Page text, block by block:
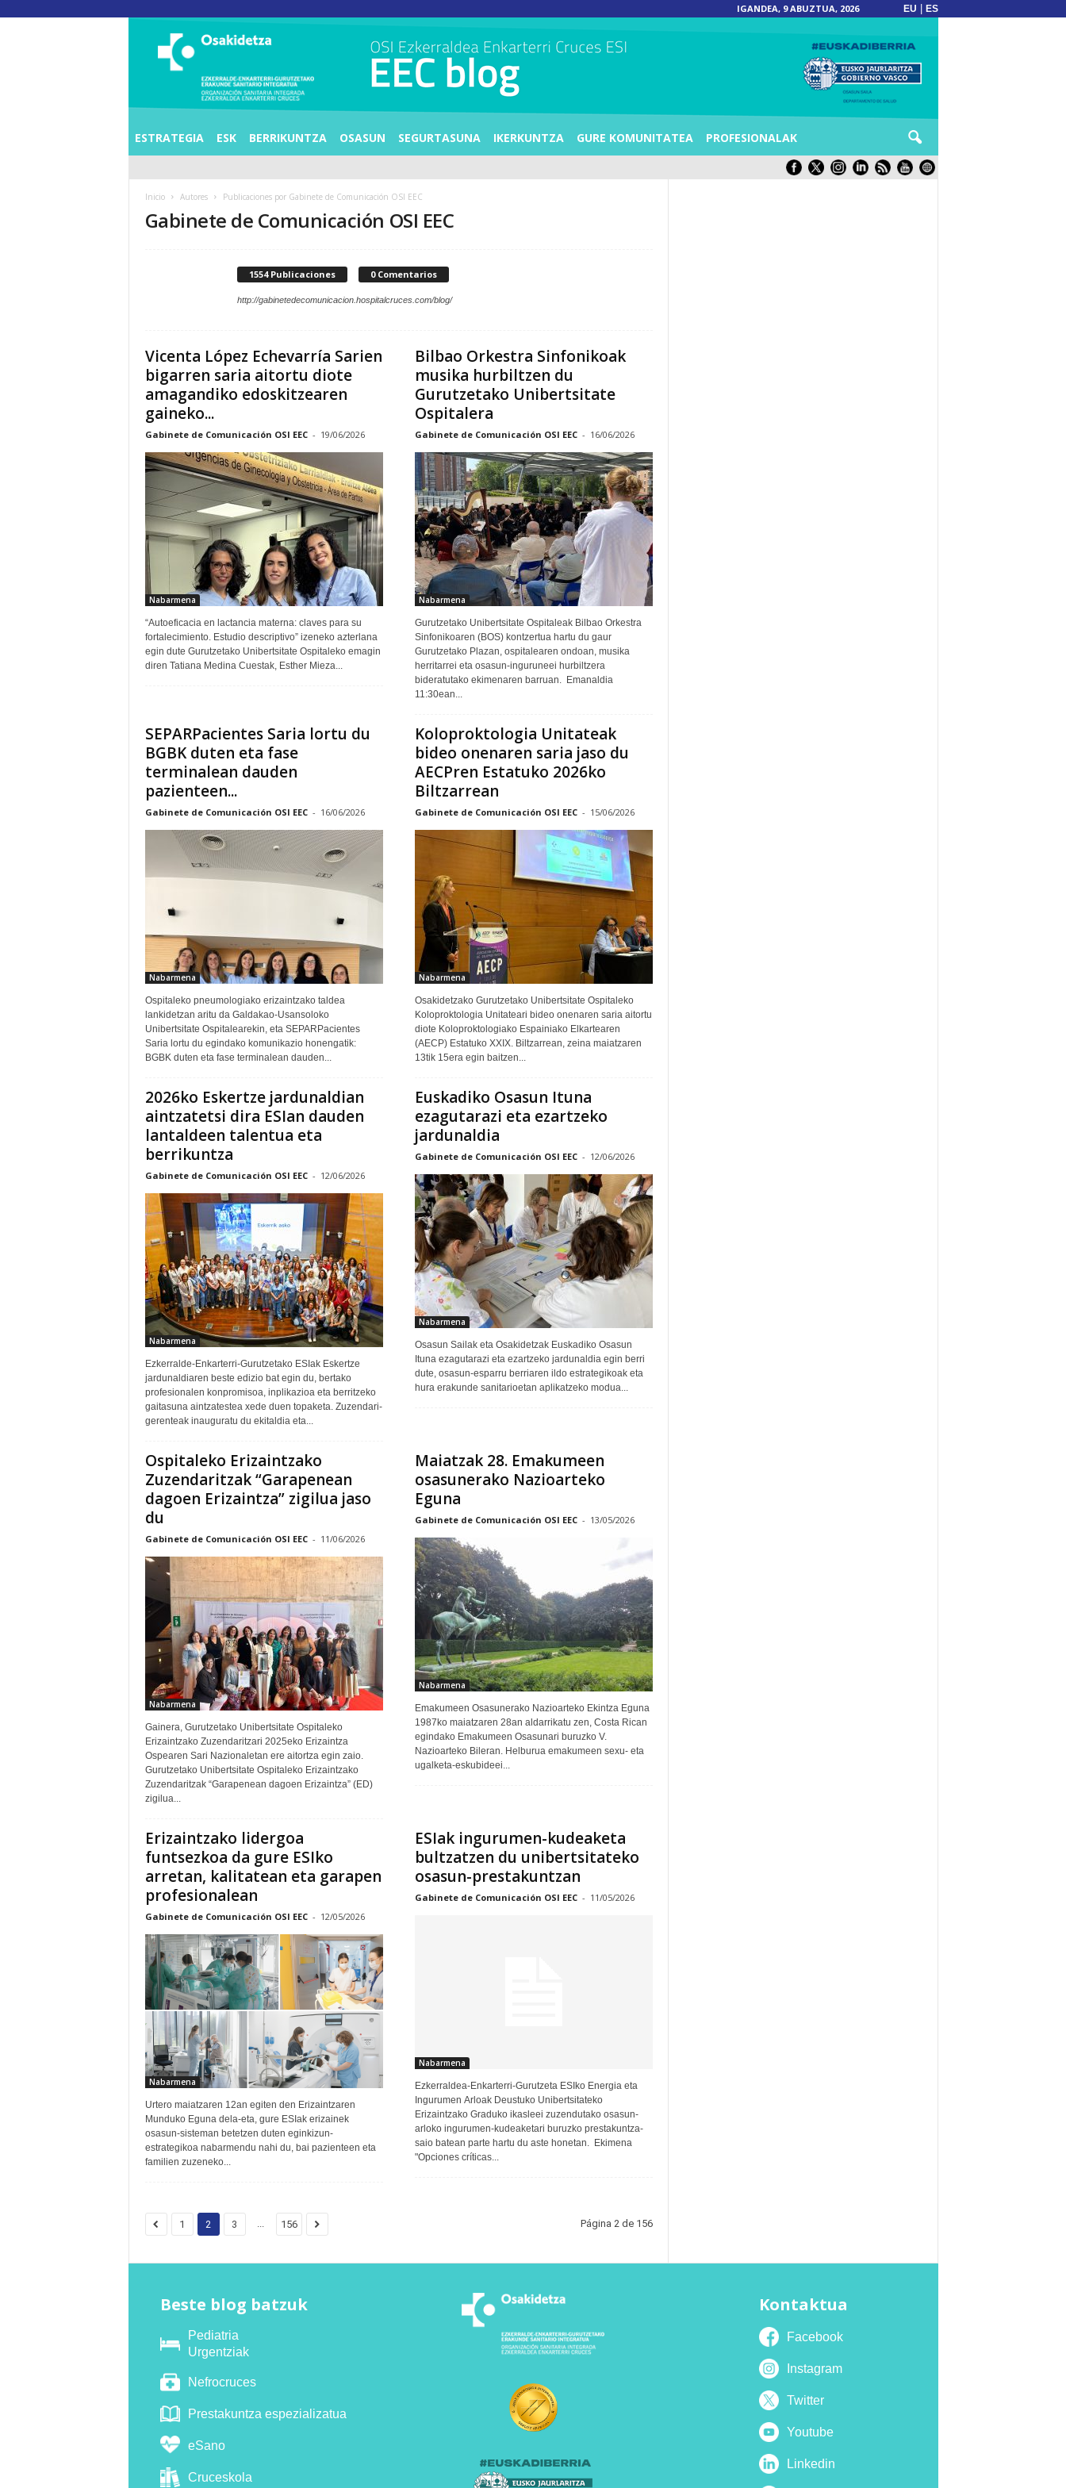
IGANDEA, 9 ABUZTUA, 2026 EU ES
A
ESTRATEGIA ESK BERRIKUNTZA OSASUN SEGURTASUNA IKERKUNTZA GURE KOMUNITATEA PROFESIONALAK
Inicio Autores Publicaciones por Gabinete de Comunicación OSI EEC
Gabinete de Comunicación OSI EEC
1554 Publicaciones 0 Comentarios
http://gabinetedecomunicacion.hospitalcruces.com/blog/
Vicenta López Echevarría Sarien
bigarren saria aitortu diote
amagandiko edoskitzearen
gaineko...
Gabinete de Comunicación OSI EEC - 19/06/2026
Nabarmena
“Autoeficacia en lactancia materna: claves para su
fortalecimiento. Estudio descriptivo” izeneko azterlana
egin dute Gurutzetako Unibertsitate Ospitaleko emagin
diren Tatiana Medina Cuestak, Esther Mieza...
Bilbao Orkestra Sinfonikoak
musika hurbiltzen du
Gurutzetako Unibertsitate
Ospitalera
Gabinete de Comunicación OSI EEC - 16/06/2026
Nabarmena
Gurutzetako Unibertsitate Ospitaleak Bilbao Orkestra
Sinfonikoaren (BOS) kontzertua hartu du gaur
Gurutzetako Plazan, ospitalearen ondoan, musika
herritarrei eta osasun-inguruneei hurbiltzera
bideratutako ekimenaren barruan. Emanaldia
11:30ean...
SEPARPacientes Saria lortu du
BGBK duten eta fase
terminalean dauden
pazienteen...
Gabinete de Comunicación OSI EEC - 16/06/2026
Nabarmena
Ospitaleko pneumologiako erizaintzako taldea
lankidetzan aritu da Galdakao-Usansoloko
Unibertsitate Ospitalearekin, eta SEPARPacientes
Saria lortu du egindako komunikazio honengatik:
BGBK duten eta fase terminalean dauden...
Koloproktologia Unitateak
bideo onenaren saria jaso du
AECPren Estatuko 2026ko
Biltzarrean
Gabinete de Comunicación OSI EEC - 15/06/2026
Nabarmena
Osakidetzako Gurutzetako Unibertsitate Ospitaleko
Koloproktologia Unitateari bideo onenaren saria aitortu
diote Koloproktologiako Espainiako Elkartearen
(AECP) Estatuko XXIX. Biltzarrean, zeina maiatzaren
13tik 15era egin baitzen...
2026ko Eskertze jardunaldian
aintzatetsi dira ESIan dauden
lantaldeen talentua eta
berrikuntza
Gabinete de Comunicación OSI EEC - 12/06/2026
Nabarmena
Ezkerralde-Enkarterri-Gurutzetako ESIak Eskertze
jardunaldiaren beste edizio bat egin du, bertako
profesionalen konpromisoa, inplikazioa eta berritzeko
gaitasuna aintzatestea xede duen topaketa. Zuzendari-
gerenteak inauguratu du ekitaldia eta...
Euskadiko Osasun Ituna
ezagutarazi eta ezartzeko
jardunaldia
Gabinete de Comunicación OSI EEC - 12/06/2026
Nabarmena
Osasun Sailak eta Osakidetzak Euskadiko Osasun
Ituna ezagutarazi eta ezartzeko jardunaldia egin berri
dute, osasun-esparru berriaren ildo estrategikoak eta
hura erakunde sanitarioetan aplikatzeko modua...
Ospitaleko Erizaintzako
Zuzendaritzak “Garapenean
dagoen Erizaintza” zigilua jaso
du
Gabinete de Comunicación OSI EEC - 11/06/2026
Nabarmena
Gainera, Gurutzetako Unibertsitate Ospitaleko
Erizaintzako Zuzendaritzari 2025eko Erizaintza
Ospearen Sari Nazionaletan ere aitortza egin zaio.
Gurutzetako Unibertsitate Ospitaleko Erizaintzako
Zuzendaritzak “Garapenean dagoen Erizaintza” (ED)
zigilua...
Maiatzak 28. Emakumeen
osasunerako Nazioarteko
Eguna
Gabinete de Comunicación OSI EEC - 13/05/2026
Nabarmena
Emakumeen Osasunerako Nazioarteko Ekintza Eguna
1987ko maiatzaren 28an aldarrikatu zen, Costa Rican
egindako Emakumeen Osasunari buruzko V.
Nazioarteko Bileran. Helburua emakumeen sexu- eta
ugalketa-eskubideei...
Erizaintzako lidergoa
funtsezkoa da gure ESIko
arretan, kalitatean eta garapen
profesionalean
Gabinete de Comunicación OSI EEC - 12/05/2026
Nabarmena
Urtero maiatzaren 12an egiten den Erizaintzaren
Munduko Eguna dela-eta, gure ESIak erizainek
osasun-sisteman betetzen duten eginkizun-
estrategikoa nabarmendu nahi du, bai pazienteen eta
familien zuzeneko...
ESIak ingurumen-kudeaketa
bultzatzen du unibertsitateko
osasun-prestakuntzan
Gabinete de Comunicación OSI EEC - 11/05/2026
Nabarmena
Ezkerraldea-Enkarterri-Gurutzeta ESIko Energia eta
Ingurumen Arloak Deustuko Unibertsitateko
Erizaintzako Graduko ikasleei zuzendutako osasun-
arloko ingurumen-kudeaketari buruzko prestakuntza-
saio batean parte hartu du aste honetan. Ekimena
"Opciones críticas...
1 2 3 ... 156 Página 2 de 156
Beste blog batzuk
Pediatria
Urgentziak
Nefrocruces
Prestakuntza espezializatua
eSano
Cruceskola
Kontaktua
Facebook
Instagram
Twitter
Youtube
Linkedin